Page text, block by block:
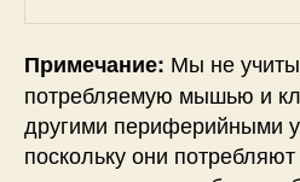
Примечание: Мы не
потребляемую мышью и
другими периферийными
поскольку они